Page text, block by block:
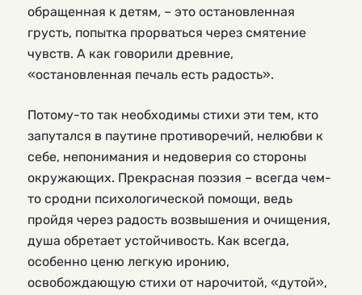
обращенная к детям, – это остановленная
грусть, попытка прорваться через смятение
чувств. А как говорили древние,
«остановленная печаль есть радость».
Потому-то так необходимы стихи эти тем, кто
запутался в паутине противоречий, нелюбви к
себе, непонимания и недоверия со стороны
окружающих. Прекрасная поэзия – всегда чем-
то сродни психологической помощи, ведь
пройдя через радость возвышения и очищения,
душа обретает устойчивость. Как всегда,
особенно ценю легкую иронию,
освобождающую стихи от нарочитой, «дутой»,